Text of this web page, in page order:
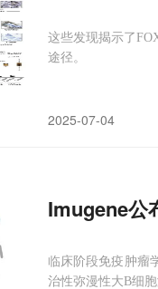
这些发现揭示了
途径。
2025-07-04
Imugene公
临床阶段免疫肿瘤
治性弥漫性大B细